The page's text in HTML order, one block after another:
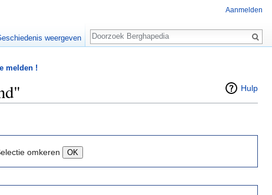
melden !
Hulp
omkeren
Aanmelden
weergeven
Zoeken